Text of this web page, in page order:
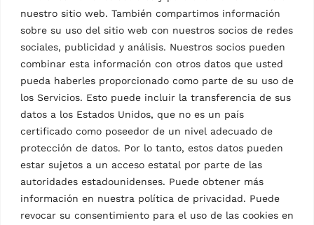
nuestro sitio web. También compartimos información
sobre su uso del sitio web con nuestros socios de redes
sociales, publicidad y análisis. Nuestros socios pueden
combinar esta información con otros datos que usted
pueda haberles proporcionado como parte de su uso de
los Servicios. Esto puede incluir la transferencia de sus
datos a los Estados Unidos, que no es un país
certificado como poseedor de un nivel adecuado de
protección de datos. Por lo tanto, estos datos pueden
estar sujetos a un acceso estatal por parte de las
autoridades estadounidenses. Puede obtener más
información en nuestra política de privacidad. Puede
revocar su consentimiento para el uso de las cookies en